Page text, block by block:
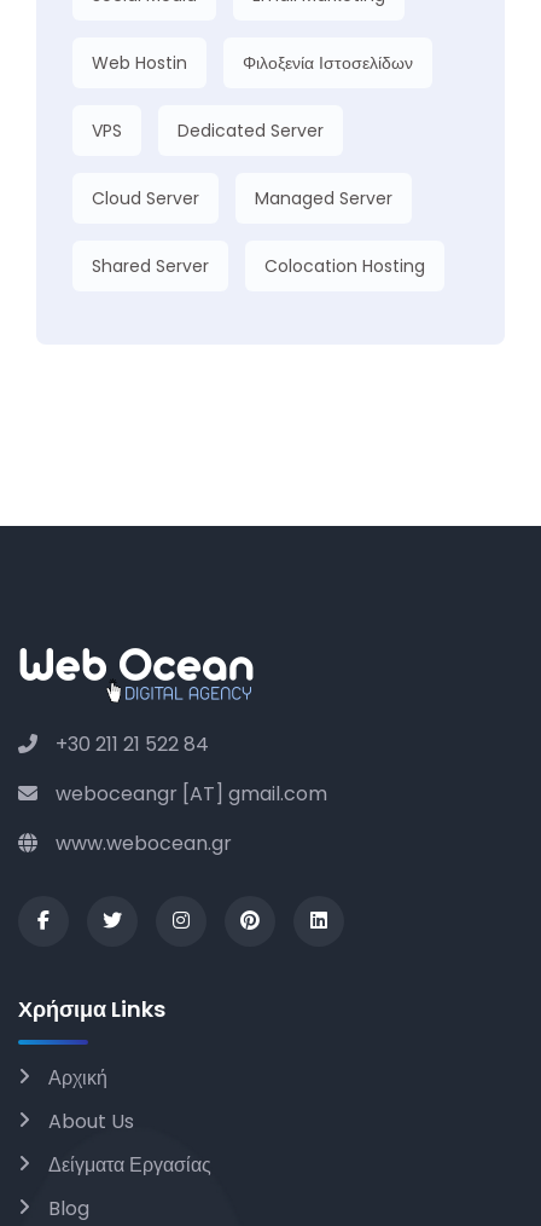
Web Hostin Φιλοξενία Ιστοσελίδων
VPS Dedicated Server
Cloud Server Managed Server
Shared Server Colocation Hosting
+30 211 21 522 84
weboceangr [AT] gmail.com
www.webocean.gr
Χρήσιμα Links
Αρχική
About Us
Δείγματα Εργασίας
Blog